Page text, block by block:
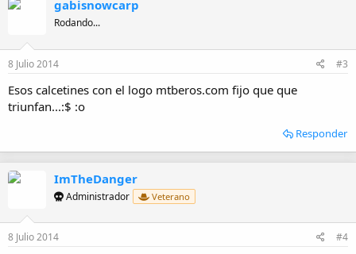
gabisnowcarp
Rodando...
8 Julio 2014 #3
Esos calcetines con el logo mtberos.com fijo que que
triunfan...:$ :o
Responder
ImTheDanger
Administrador Veterano
8 Julio 2014 #4